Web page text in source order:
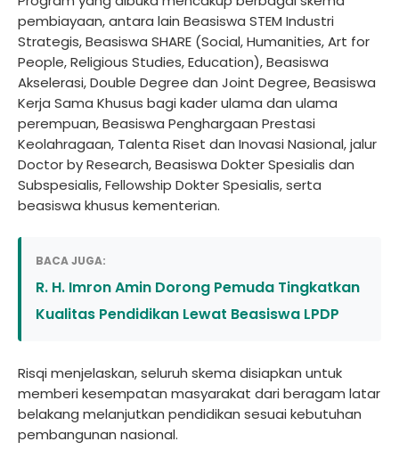
pembiayaan, antara lain Beasiswa STEM Industri
Strategis, Beasiswa SHARE (Social, Humanities, Art for
People, Religious Studies, Education), Beasiswa
Akselerasi, Double Degree dan Joint Degree, Beasiswa
Kerja Sama Khusus bagi kader ulama dan ulama
perempuan, Beasiswa Penghargaan Prestasi
Keolahragaan, Talenta Riset dan Inovasi Nasional, jalur
Doctor by Research, Beasiswa Dokter Spesialis dan
Subspesialis, Fellowship Dokter Spesialis, serta
beasiswa khusus kementerian.
BACA JUGA:
R. H. Imron Amin Dorong Pemuda Tingkatkan
Kualitas Pendidikan Lewat Beasiswa LPDP
Risqi menjelaskan, seluruh skema disiapkan untuk
memberi kesempatan masyarakat dari beragam latar
belakang melanjutkan pendidikan sesuai kebutuhan
pembangunan nasional.